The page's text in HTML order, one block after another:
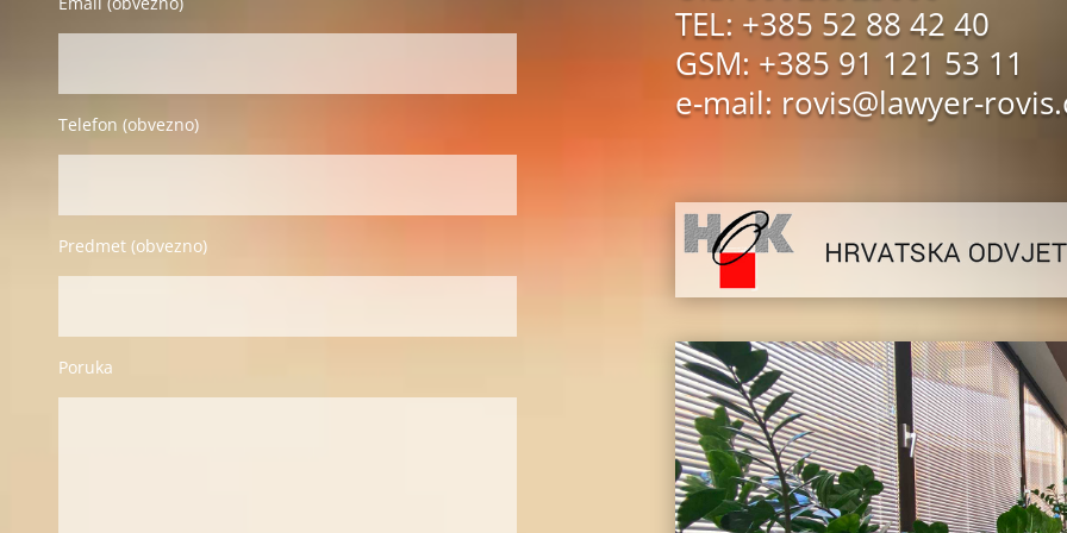
Telefon (obvezno)
Predmet (obvezno)
Poruka
TEL: +385 52 88 42 40
GSM: +385 91 121 53 11
e-mail: rovis@lawyer-